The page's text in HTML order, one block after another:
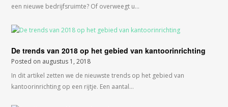
een nieuwe bedrijfsruimte? Of overweegt u…
De trends van 2018 op het gebied van kantoorinrichting
Posted on augustus 1, 2018
In dit artikel zetten we de nieuwste trends op het gebied van
kantoorinrichting op een rijtje. Een aantal…